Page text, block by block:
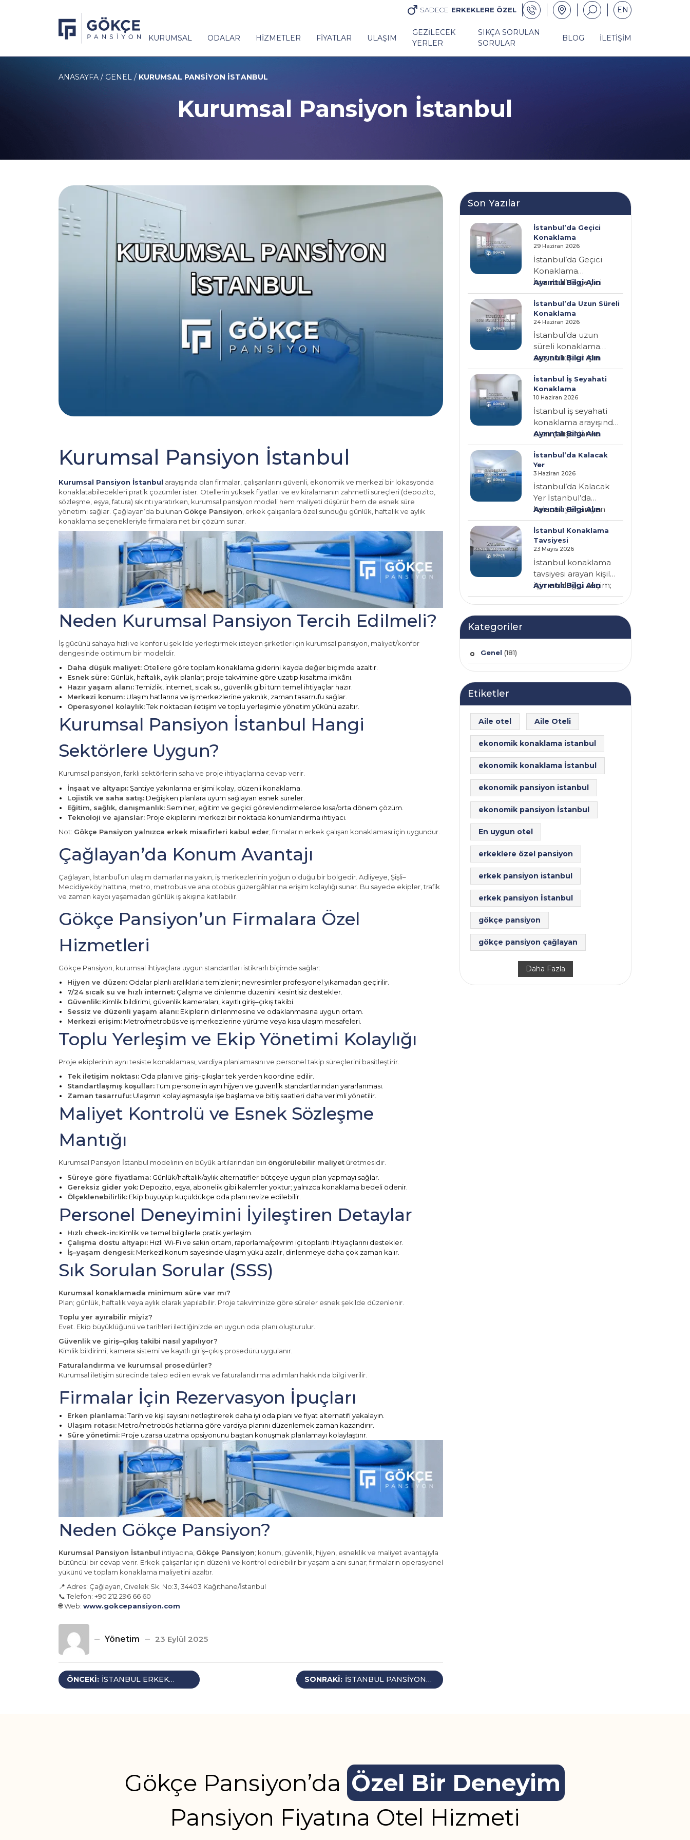
SADECE ERKEKLERE ÖZEL EN
KURUMSAL ODALAR HIZMETLER FIYATLAR ULAŞIM
GEZILECEK
YERLER
SIKÇA SORULAN
SORULAR
BLOG İLETIŞIM
ANASAYFA / GENEL / KURUMSAL PANSIYON İSTANBUL
Kurumsal Pansiyon İstanbul
Kurumsal Pansiyon İstanbul
Kurumsal Pansiyon İstanbul arayışında olan firmalar, çalışanlarını güvenli, ekonomik ve merkezi bir lokasyonda
konaklatabilecekleri pratik çözümler ister. Otellerin yüksek fiyatları ve ev kiralamanın zahmetli süreçleri (depozito,
sözleşme, eşya, fatura) sıkıntı yaratırken, kurumsal pansiyon modeli hem maliyeti düşürür hem de esnek süre
yönetimi sağlar. Çağlayan’da bulunan Gökçe Pansiyon , erkek çalışanlara özel sunduğu günlük, haftalık ve aylık
konaklama seçenekleriyle firmalara net bir çözüm sunar.
Neden Kurumsal Pansiyon Tercih Edilmeli?
İş gücünü sahaya hızlı ve konforlu şekilde yerleştirmek isteyen şirketler için kurumsal pansiyon, maliyet/konfor
dengesinde optimum bir modeldir.
Daha düşük maliyet: Otellere göre toplam konaklama giderini kayda değer biçimde azaltır.
Esnek süre: Günlük, haftalık, aylık planlar; proje takvimine göre uzatıp kısaltma imkânı.
Hazır yaşam alanı:Temizlik, internet, sıcak su, güvenlik gibi tüm temel ihtiyaçlar hazır.
Merkezi konum: Ulaşım hatlarına ve iş merkezlerine yakınlık, zaman tasarrufu sağlar.
Operasyonel kolaylık:Tek noktadan iletişim ve toplu yerleşimle yönetim yükünü azaltır.
Kurumsal Pansiyon İstanbul Hangi
Sektörlere Uygun?
Kurumsal pansiyon, farklı sektörlerin saha ve proje ihtiyaçlarına cevap verir.
İnşaat ve altyapı:Şantiye yakınlarına erişimi kolay, düzenli konaklama.
Lojistik ve saha satış: Değişken planlara uyum sağlayan esnek süreler.
Eğitim, sağlık, danışmanlık: Seminer, eğitim ve geçici görevlendirmelerde kısa/orta dönem çözüm.
Teknoloji ve ajanslar: Proje ekiplerini merkezi bir noktada konumlandırma ihtiyacı.
Not: Gökçe Pansiyon yalnızca erkek misafirleri kabul eder; firmaların erkek çalışan konaklaması için uygundur.
Çağlayan’da Konum Avantajı
Çağlayan, İstanbul’un ulaşım damarlarına yakın, iş merkezlerinin yoğun olduğu bir bölgedir. Adliyeye, Şişli–
Mecidiyeköy hattına, metro, metrobüs ve ana otobüs güzergâhlarına erişim kolaylığı sunar. Bu sayede ekipler, trafik
ve zaman kaybı yaşamadan günlük iş akışına katılabilir.
Gökçe Pansiyon’un Firmalara Özel
Hizmetleri
Gökçe Pansiyon, kurumsal ihtiyaçlara uygun standartları istikrarlı biçimde sağlar:
Hijyen ve düzen: Odalar planlı aralıklarla temizlenir; nevresimler profesyonel yıkamadan geçirilir.
7/24 sıcak su ve hızlı internet: Çalışma ve dinlenme düzenini kesintisiz destekler.
Güvenlik: Kimlik bildirimi, güvenlik kameraları, kayıtlı giriş–çıkış takibi.
Sessiz ve düzenli yaşam alanı: Ekiplerin dinlenmesine ve odaklanmasına uygun ortam.
Merkezi erişim: Metro/metrobüs ve iş merkezlerine yürüme veya kısa ulaşım mesafeleri.
Toplu Yerleşim ve Ekip Yönetimi Kolaylığı
Proje ekiplerinin aynı tesiste konaklaması, vardiya planlamasını ve personel takip süreçlerini basitleştirir.
Tek iletişim noktası: Oda planı ve giriş–çıkışlar tek yerden koordine edilir.
Standartlaşmış koşullar:Tüm personelin aynı hijyen ve güvenlik standartlarından yararlanması.
Zaman tasarrufu: Ulaşımın kolaylaşmasıyla işe başlama ve bitiş saatleri daha verimli yönetilir.
Maliyet Kontrolü ve Esnek Sözleşme
Mantığı
Kurumsal Pansiyon İstanbul modelinin en büyük artılarından biri öngörülebilir maliyet üretmesidir.
Süreye göre fiyatlama: Günlük/haftalık/aylık alternatifler bütçeye uygun plan yapmayı sağlar.
Gereksiz gider yok: Depozito, eşya, abonelik gibi kalemler yoktur; yalnızca konaklama bedeli ödenir.
Ölçeklenebilirlik: Ekip büyüyüp küçüldükçe oda planı revize edilebilir.
Personel Deneyimini İyileştiren Detaylar
Hızlı check-in: Kimlik ve temel bilgilerle pratik yerleşim.
Çalışma dostu altyapı: Hızlı Wi-Fi ve sakin ortam, raporlama/çevrim içi toplantı ihtiyaçlarını destekler.
İş–yaşam dengesi: Merkezî konum sayesinde ulaşım yükü azalır, dinlenmeye daha çok zaman kalır.
Sık Sorulan Sorular (SSS)
Kurumsal konaklamada minimum süre var mı?
Plan; günlük, haftalık veya aylık olarak yapılabilir. Proje takviminize göre süreler esnek şekilde düzenlenir.
Toplu yer ayırabilir miyiz?
Evet. Ekip büyüklüğünü ve tarihleri ilettiğinizde en uygun oda planı oluşturulur.
Güvenlik ve giriş–çıkış takibi nasıl yapılıyor?
Kimlik bildirimi, kamera sistemi ve kayıtlı giriş–çıkış prosedürü uygulanır.
Faturalandırma ve kurumsal prosedürler?
Kurumsal iletişim sürecinde talep edilen evrak ve faturalandırma adımları hakkında bilgi verilir.
Firmalar İçin Rezervasyon İpuçları
Erken planlama:Tarih ve kişi sayısını netleştirerek daha iyi oda planı ve fiyat alternatifi yakalayın.
Ulaşım rotası: Metro/metrobüs hatlarına göre vardiya planını düzenlemek zaman kazandırır.
Süre yönetimi: Proje uzarsa uzatma opsiyonunu baştan konuşmak planlamayı kolaylaştırır.
Neden Gökçe Pansiyon?
Kurumsal Pansiyon İstanbul ihtiyacına, Gökçe Pansiyon; konum, güvenlik, hijyen, esneklik ve maliyet avantajıyla
bütüncül bir cevap verir. Erkek çalışanlar için düzenli ve kontrol edilebilir bir yaşam alanı sunar; firmaların operasyonel
yükünü ve toplam konaklama maliyetini azaltır.
📍 Adres: Çağlayan, Civelek Sk. No:3, 34403 Kağıthane/İstanbul
📞 Telefon: +90 212 296 66 60
🌐 Web: www.gokcepansiyon.com
Yönetim 23 Eylül 2025
Yazı
ÖNCEKI: İSTANBUL ERKEK
PANSIYON
SONRAKI: İSTANBUL PANSIYON
FIYATLARI
Son Yazılar
İstanbul’da Geçici
Konaklama
29 Haziran 2026
İstanbul’da Geçici
Konaklama
İstanbul’da geçici
konaklama arayan
kişiler için en önemli
ihtiyaç; merkezi,
güvenli, temiz…
Ayrıntılı Bilgi Alın:
İstanbul’da
Geçici
İstanbul’da Uzun Süreli
Konaklama
24 Haziran 2026
İstanbul’da uzun
süreli konaklama
arayan kişiler için
doğru adresi bulmak,
yalnızca uygun fiyatlı
bir oda…
Ayrıntılı Bilgi Alın:
İstanbul’da
Uzun
İstanbul İş Seyahati
Konaklama
10 Haziran 2026
İstanbul iş seyahati
konaklama arayışında
olan çalışanlar ve
firmalar için doğru
konaklama yerini
seçmek, seyahatin…
Ayrıntılı Bilgi Alın:
İstanbul
İş
İstanbul’da Kalacak
Yer
3 Haziran 2026
İstanbul’da Kalacak
Yer İstanbul’da
kalacak yer arayan
kişiler için en önemli
konu; güvenli, temiz,
merkezi…
Ayrıntılı Bilgi Alın:
İstanbul’da
Kalacak
İstanbul Konaklama
Tavsiyesi
23 Mayıs 2026
İstanbul konaklama
tavsiyesi arayan kişiler
için en doğru seçim;
güvenli, temiz,
merkezi konumda
bulunan ve…
Ayrıntılı Bilgi Alın:
İstanbul
Konaklama
Tavsiyesi
Kategoriler
Genel (181)
Etiketler
Aile otel Aile Oteli
ekonomik konaklama istanbul
ekonomik konaklama İstanbul
ekonomik pansiyon istanbul
ekonomik pansiyon İstanbul
En uygun otel
erkeklere özel pansiyon
erkek pansiyon istanbul
erkek pansiyon İstanbul
gökçe pansiyon
gökçe pansiyon çağlayan
Daha Fazla
Gökçe Pansiyon’da Özel Bir Deneyim
Pansiyon Fiyatına Otel Hizmeti